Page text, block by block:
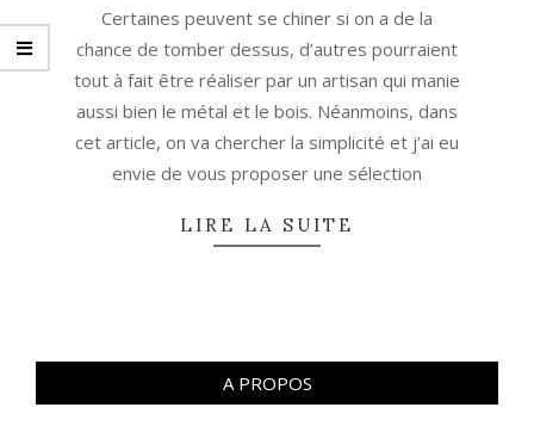
Certaines peuvent se chiner si on a de la
chance de tomber dessus, d’autres pourraient
tout à fait être réaliser par un artisan qui manie
aussi bien le métal et le bois. Néanmoins, dans
cet article, on va chercher la simplicité et j’ai eu
envie de vous proposer une sélection
LIRE LA SUITE
A PROPOS